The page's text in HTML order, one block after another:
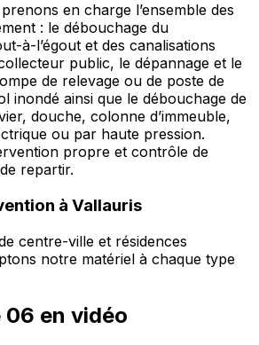
en charge l’ensemble des
: le débouchage du
à-l’égout et des canalisations
public, le dépannage et le
de relevage ou de poste de
inondé ainsi que le débouchage de
douche, colonne d’immeuble,
ou par haute pression.
propre et contrôle de
repartir.
à Vallauris
centre-ville et résidences
notre matériel à chaque type
en vidéo